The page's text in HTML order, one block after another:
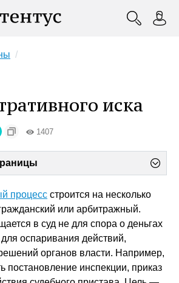
иска
1407
процесс строится на несколько
или арбитражный.
в суд не для спора о деньгах
оспаривания действий,
органов власти. Например,
постановление инспекции, приказ